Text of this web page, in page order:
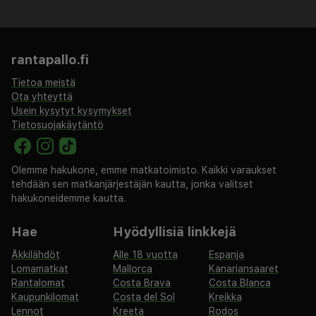
savuttoman huoneiston tarjontaan kuuluvat pelejä,
vaellus- ja pyöräilyreitit lähistöllä ja
purjelautailumahdollisuus lähistöllä.
Majoituspaikka veloittaa seuraavat paikan päällä
suoritettavat maksut. Maksuihin saattaa sisältyä
sovellettavat verot:
Kaupungin perimä vero: 3.46 PLN per henkilö per yö
Tässä on mainittu kaikki majoituspaikan meille
rantapallo.fi
Tietoa meistä
Ota yhteyttä
Usein kysytyt kysymykset
Tietosuojakäytäntö
Olemme hakukone, emme matkatoimisto. Kaikki varaukset
tehdään sen matkanjärjestäjän kautta, jonka valitset
hakukoneidemme kautta.
Hae
Äkkilähdöt
Lomamatkat
Rantalomat
Kaupunkilomat
Lennot
Hyödyllisiä linkkejä
Alle 18 vuotta
Espanja
Mallorca
Kanariansaaret
Costa Brava
Costa Blanca
Costa del Sol
Kreikka
Kreeta
Rodos